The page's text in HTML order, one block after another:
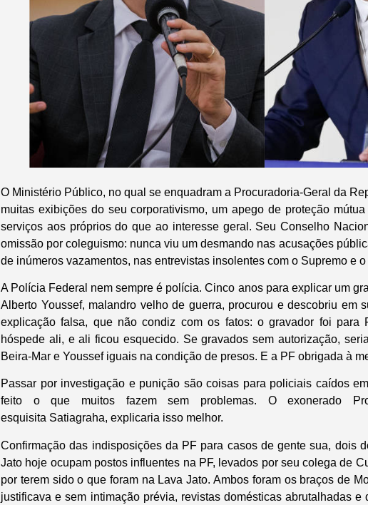
O Ministério Público, no qual se enquadram a Procuradoria-Geral da
muitas exibições do seu corporativismo, um apego de proteção
serviços aos próprios do que ao interesse geral. Seu Conselho
omissão por coleguismo: nunca viu um desmando nas acusações
de inúmeros vazamentos, nas entrevistas insolentes com o Supremo e
A Polícia Federal nem sempre é polícia. Cinco anos para explicar um
Alberto Youssef, malandro velho de guerra, procurou e descobriu em
explicação falsa, que não condiz com os fatos: o gravador foi para
hóspede ali, e ali ficou esquecido. Se gravados sem autorização,
Beira-Mar e Youssef iguais na condição de presos. E a PF obrigada à
Passar por investigação e punição são coisas para policiais caídos
feito o que muitos fazem sem problemas. O exonerado
esquisita Satiagraha, explicaria isso melhor.
Confirmação das indisposições da PF para casos de gente sua, dois
Jato hoje ocupam postos influentes na PF, levados por seu colega de
por terem sido o que foram na Lava Jato. Ambos foram os braços de
justificava e sem intimação prévia, revistas domésticas abrutalhadas